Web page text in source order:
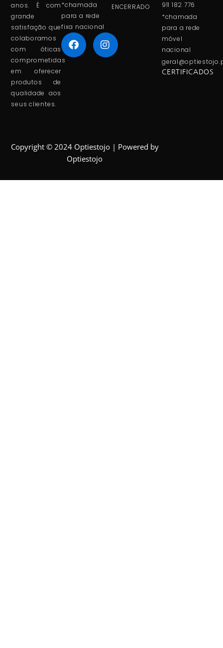
anos. É com
grande
satisfação que
colaboramos
com óticas
comprometidas
em oferecer
produtos de
qualidade aos
seus clientes.
*chamada
para a rede
fixa nacional
ENCERRADO
911 182 776
*chamada
para a rede
móvel
nacional
CERTIFICADOS
Copyright © 2024 Optiestojo | Powered by
Optiestojo